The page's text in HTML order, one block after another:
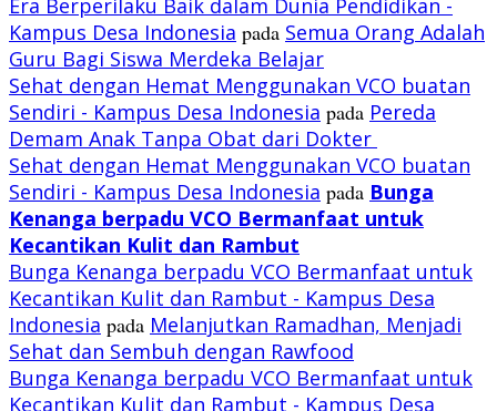
Era Berperilaku Baik dalam Dunia Pendidikan -
Kampus Desa Indonesia pada Semua Orang Adalah
Guru Bagi Siswa Merdeka Belajar
Sehat dengan Hemat Menggunakan VCO buatan
Sendiri - Kampus Desa Indonesia pada Pereda
Demam Anak Tanpa Obat dari Dokter
Sehat dengan Hemat Menggunakan VCO buatan
Sendiri - Kampus Desa Indonesia pada Bunga
Kenanga berpadu VCO Bermanfaat untuk
Kecantikan Kulit dan Rambut
Bunga Kenanga berpadu VCO Bermanfaat untuk
Kecantikan Kulit dan Rambut - Kampus Desa
Indonesia pada Melanjutkan Ramadhan, Menjadi
Sehat dan Sembuh dengan Rawfood
Bunga Kenanga berpadu VCO Bermanfaat untuk
Kecantikan Kulit dan Rambut - Kampus Desa